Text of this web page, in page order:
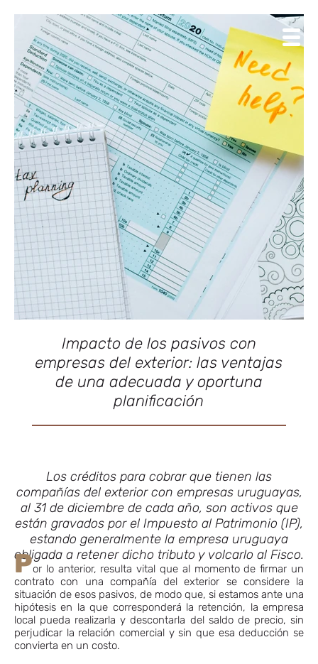
Impacto de los pasivos con
empresas del exterior: las ventajas
de una adecuada y oportuna
planificación
Los créditos para cobrar que tienen las
compañías del exterior con empresas uruguayas,
al 31 de diciembre de cada año, son activos que
están gravados por el Impuesto al Patrimonio (IP),
estando generalmente la empresa uruguaya
obligada a retener dicho tributo y volcarlo al Fisco.
Por lo anterior, resulta vital que al momento de firmar un
contrato con una compañía del exterior se considere la
situación de esos pasivos, de modo que, si estamos ante una
hipótesis en la que corresponderá la retención, la empresa
local pueda realizarla y descontarla del saldo de precio, sin
perjudicar la relación comercial y sin que esa deducción se
convierta en un costo.